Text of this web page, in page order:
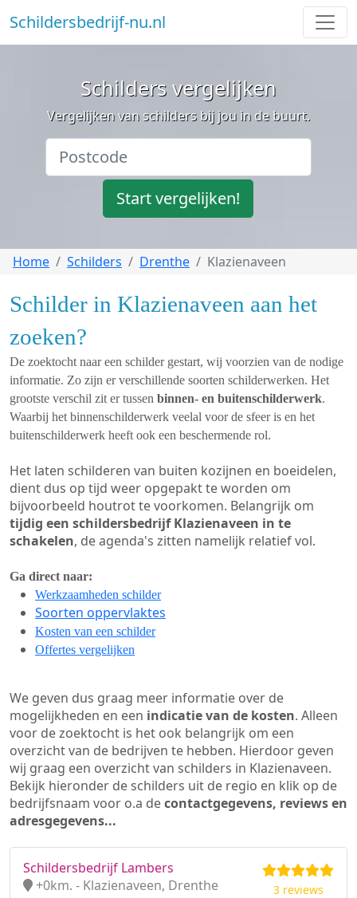
Schildersbedrijf-nu.nl
Schilders vergelijken
Vergelijken van schilders bij jou in de buurt.
Start vergelijken!
Home Schilders Drenthe Klazienaveen
Schilder in Klazienaveen aan het
zoeken?
De zoektocht naar een schilder gestart, wij voorzien van de nodige
informatie. Zo zijn er verschillende soorten schilderwerken. Het
grootste verschil zit er tussen binnen- en buitenschilderwerk.
Waarbij het binnenschilderwerk veelal voor de sfeer is en het
buitenschilderwerk heeft ook een beschermende rol.
Het laten schilderen van buiten kozijnen en boeidelen,
dient dus op tijd weer opgepakt te worden om
bijvoorbeeld houtrot te voorkomen. Belangrijk om
tijdig een schildersbedrijf Klazienaveen in te
schakelen, de agenda's zitten namelijk relatief vol.
Ga direct naar:
Werkzaamheden schilder
Soorten oppervlaktes
Kosten van een schilder
Offertes vergelijken
We geven dus graag meer informatie over de
mogelijkheden en een indicatie van de kosten. Alleen
voor de zoektocht is het ook belangrijk om een
overzicht van de bedrijven te hebben. Hierdoor geven
wij graag een overzicht van schilders in Klazienaveen.
Bekijk hieronder de schilders uit de regio en klik op de
bedrijfsnaam voor o.a decontactgegevens, reviews en
adresgegevens...
Schildersbedrijf Lambers
+0km. - Klazienaveen, Drenthe
3 reviews